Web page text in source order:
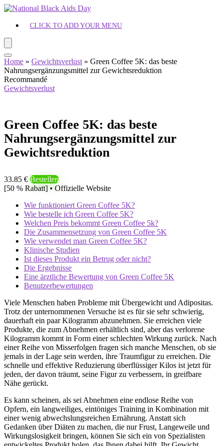
CLICK TO ADD YOUR MENU
Home » Gewichtsverlust » Green Coffee 5K: das beste
Nahrungsergänzungsmittel zur Gewichtsreduktion
Recommandé
Gewichtsverlust
Green Coffee 5K: das beste
Nahrungsergänzungsmittel zur
Gewichtsreduktion
33.85 € Bestellen
[50 % Rabatt] • Offizielle Website
Wie funktioniert Green Coffee 5K?
Wie bestelle ich Green Coffee 5K?
Welchen Preis bekommt Green Coffee 5k?
Die Zusammensetzung von Green Coffee 5K
Wie verwendet man Green Coffee 5K?
Klinische Studien
Ist dieses Produkt ein Betrug oder nicht?
Die Ergebnisse
Eine ärztliche Bewertung von Green Coffee 5K
Benutzerbewertungen
Viele Menschen haben Probleme mit Übergewicht und Adipositas.
Trotz der unternommenen Versuche ist es für sie sehr schwierig,
dauerhaft ein paar Kilogramm abzunehmen. Sie erreichen viele
Produkte, die zum Abnehmen erhältlich sind, aber das verlorene
Kilogramm kommt in Form einer schlechten Wirkung zurück. Nach
einer Reihe von Misserfolgen fragen sich manche Menschen, ob sie
jemals in der Lage sein werden, ihre Traumfigur zu erreichen. Die
schnelle und effektive Reduzierung überflüssiger Kilos ist jetzt für
jeden, der davon träumt, seine Figur zu verbessern, in greifbare
Nähe gerückt.
Es kann scheinen, als sei Abnehmen eine endlose Reihe von
Opfern, ein langweiliges, eintöniges Training in Kombination mit
einer wenig abwechslungsreichen Ernährung. Anstatt sich
Gedanken über Diäten zu machen, die nur Frust, Langeweile und
Wirkungslosigkeit bringen, können Sie sich ein von Spezialisten